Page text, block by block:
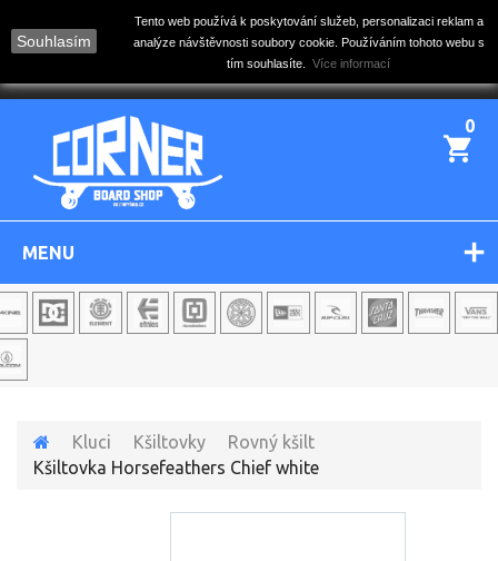
Souhlasím
Tento web používá k poskytování služeb, personalizaci reklam a
analýze návštěvnosti soubory cookie. Používáním tohoto webu s
tím souhlasíte. Více informací
0
MENU
Kluci Kšiltovky
Rovný kšilt
Kšiltovka Horsefeathers Chief white